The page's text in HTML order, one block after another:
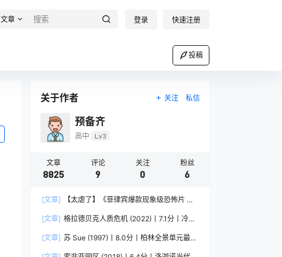
文章 登录 快速注册
投稿
关于作者 关注 私信
预备齐
高中 Lv3
文章
8825
评论
9
关注
0
粉丝
6
[文章]
【太虐了】《菲律宾爆款现象级恐怖片 菲
[文章] 格拉德贝克人质危机 (2022)丨7.1分丨冷门
[文章] 苏 Sue (1997)丨8.0分丨柏林全景单元最佳